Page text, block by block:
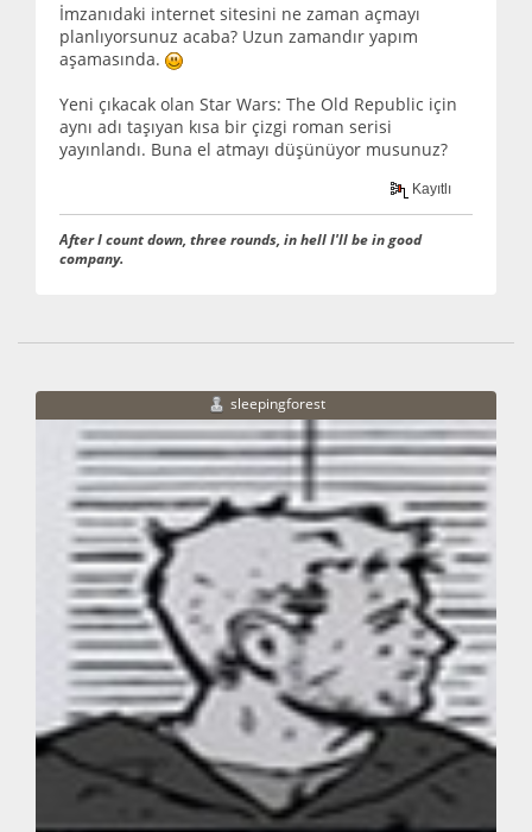
İmzanıdaki internet sitesini ne zaman açmayı
planlıyorsunuz acaba? Uzun zamandır yapım
aşamasında.
Yeni çıkacak olan Star Wars: The Old Republic için
aynı adı taşıyan kısa bir çizgi roman serisi
yayınlandı. Buna el atmayı düşünüyor musunuz?
Kayıtlı
After I count down, three rounds, in hell I'll be in good
company.
sleepingforest